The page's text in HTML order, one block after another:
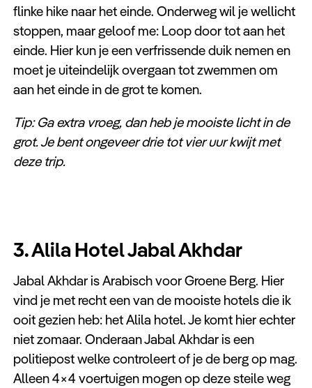
flinke hike naar het einde. Onderweg wil je wellicht
stoppen, maar geloof me: Loop door tot aan het
einde. Hier kun je een verfrissende duik nemen en
moet je uiteindelijk overgaan tot zwemmen om
aan het einde in de grot te komen.
Tip: Ga extra vroeg, dan heb je mooiste licht in de
grot. Je bent ongeveer drie tot vier uur kwijt met
deze trip.
3. Alila Hotel Jabal Akhdar
Jabal Akhdar is Arabisch voor Groene Berg. Hier
vind je met recht een van de mooiste hotels die ik
ooit gezien heb: het Alila hotel. Je komt hier echter
niet zomaar. Onderaan Jabal Akhdar is een
politiepost welke controleert of je de berg op mag.
Alleen 4×4 voertuigen mogen op deze steile weg